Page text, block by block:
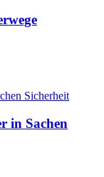
in Sachen